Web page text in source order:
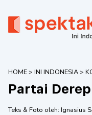
HOME> INI INDONESIA>
Partai
Teks & Foto oleh: Ignasius